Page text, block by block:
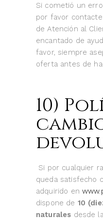
Si cometió un
por favor
de Atención al
encantado de
favor, siempre
oferta antes de
10)
Si por cualquier
queda satisfecho
adquirido en
dispone de 10
naturales desde